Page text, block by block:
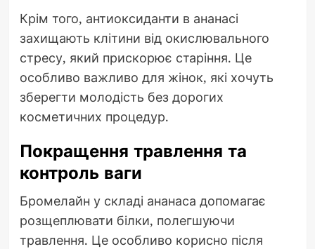
Крім того, антиоксиданти в ананасі
захищають клітини від окислювального
стресу, який прискорює старіння. Це
особливо важливо для жінок, які хочуть
зберегти молодість без дорогих
косметичних процедур.
Покращення травлення та
контроль ваги
Бромелайн у складі ананаса допомагає
розщеплювати білки, полегшуючи
травлення. Це особливо корисно після